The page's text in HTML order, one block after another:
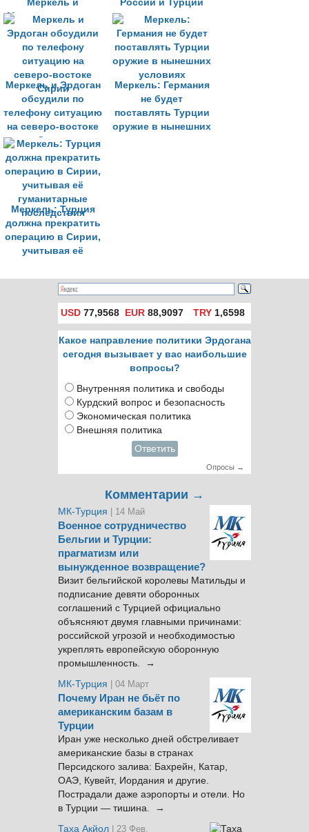
Меркель и
Макроном: саммит
прошёл хорошо»
России и Турции
Меркель и Эрдоган
обсудили по
телефону ситуацию
на северо-востоке
Сирии
Меркель: Германия
не будет
поставлять Турции
оружие в нынешних
Меркель: Турция
должна прекратить
операцию в Сирии,
учитывая её
последствия
USD 77,9568 EUR 88,9097 TRY1,6598
Какое направление политики Эрдогана
сегодня вызывает у вас наибольшие
вопросы?
Внутренняя политика и свободы
Курдский вопрос и безопасность
Экономическая политика
Внешняя политика
Ответить
Опросы →
Комментарии →
МК-Турция | 14 Май
Военное сотрудничество
Бельгии и Турции:
прагматизм или
вынужденное возвращение?
Визит бельгийской королевы Матильды и
подписание девяти оборонных
соглашений с Турцией официально
объясняют двумя главными причинами:
российской угрозой и необходимостью
укреплять европейскую оборонную
промышленность. →
МК-Турция
| 04 Март
Почему Иран не бьёт по
американским базам в
Турции
Иран уже несколько дней обстреливает
американские базы в странах
Персидского залива: Бахрейн, Катар,
ОАЭ, Кувейт, Иордания и другие.
Пострадали даже аэропорты и отели. Но
в Турции — тишина. →
Таха Акйол | 23 Фев.